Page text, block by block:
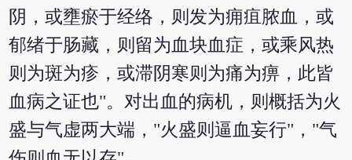
阴，或壅瘀于经络，则发为痈疽脓血，或
郁绪于肠藏，则留为血块血症，或乘风热
则为斑为疹，或滞阴寒则为痛为痹，此皆
血病之证也"。对出血的病机，则概括为火
盛与气虚两大端，"火盛则逼血妄行"，"气